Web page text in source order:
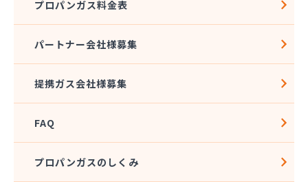
角広ガス
割又商店
株式会社アドニス
株式会社あみや商事 本社
株式会社エイチティーピー
株式会社エイチティーピー
株式会社エス・アイ東海
プロパンガス料金表
パートナー会社様募集
提携ガス会社様募集
FAQ
プロパンガスのしくみ